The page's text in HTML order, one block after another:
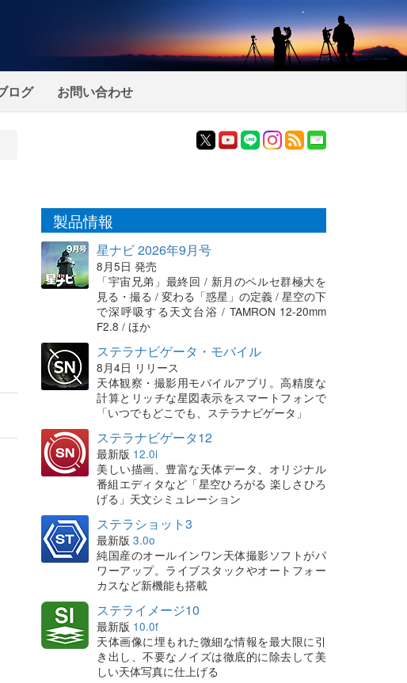
ログ お問い合わせ
製品情報
星ナビ 2026年9月号
8月5日 発売
「宇宙兄弟」最終回 / 新月のペルセ群極大を
見る・撮る / 変わる「惑星」の定義 / 星空の下
で深呼吸する天文台浴 / TAMRON 12-20mm
F2.8 / ほか
ステラナビゲータ・モバイル
8月4日 リリース
天体観察・撮影用モバイルアプリ。高精度な
計算とリッチな星図表示をスマートフォンで
「いつでもどこでも、ステラナビゲータ」
ステラナビゲータ12
最新版 12.0i
美しい描画、豊富な天体データ、オリジナル
番組エディタなど「星空ひろがる 楽しさひろ
げる」天文シミュレーション
ステラショット3
最新版 3.0o
純国産のオールインワン天体撮影ソフトがパ
ワーアップ。ライブスタックやオートフォー
カスなど新機能も搭載
ステライメージ10
最新版 10.0f
天体画像に埋もれた微細な情報を最大限に引
き出し、不要なノイズは徹底的に除去して美
しい天体写真に仕上げる